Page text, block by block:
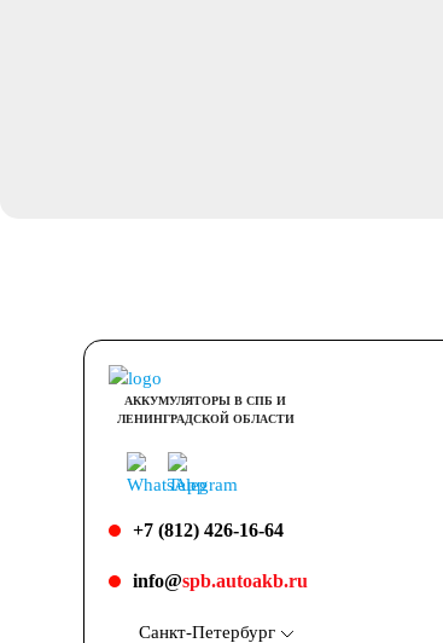
АККУМУЛЯТОРЫ В СПБ И
ЛЕНИНГРАДСКОЙ ОБЛАСТИ
+7 (812) 426-16-64
info@spb.autoakb.ru
Санкт-Петербург